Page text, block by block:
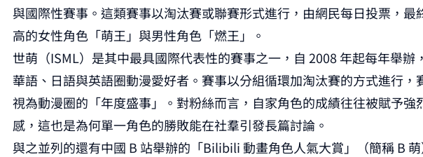
與國際性賽事。這類賽事以淘汰賽或聯賽形式進行，由網民每日投票，最
高的女性角色「萌王」與男性角色「燃王」。
世萌（ISML）是其中最具國際代表性的賽事之一，自 2008 年起每年舉辦
華語、日語與英語圈動漫愛好者。賽事以分組循環加淘汰賽的方式進行，
視為動漫圈的「年度盛事」。對粉絲而言，自家角色的成績往往被賦予強
感，這也是為何單一角色的勝敗能在社羣引發長篇討論。
與之並列的還有中國 B 站舉辦的「Bilibili 動畫角色人氣大賞」（簡稱 B